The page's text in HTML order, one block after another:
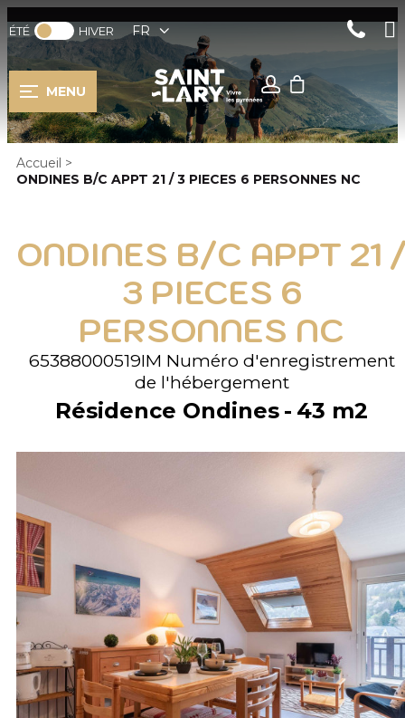
ÉTÉ HIVER FR
MENU
Accueil >
ONDINES B/C APPT 21 / 3 PIECES 6 PERSONNES NC
ONDINES B/C APPT 21
3 PIECES 6
PERSONNES NC
65388000519IM Numéro d'enregistrement
de l'hébergement
Résidence Ondines 43 m2